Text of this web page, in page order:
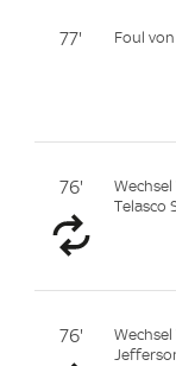
77' Foul
76'
Telasco
76'